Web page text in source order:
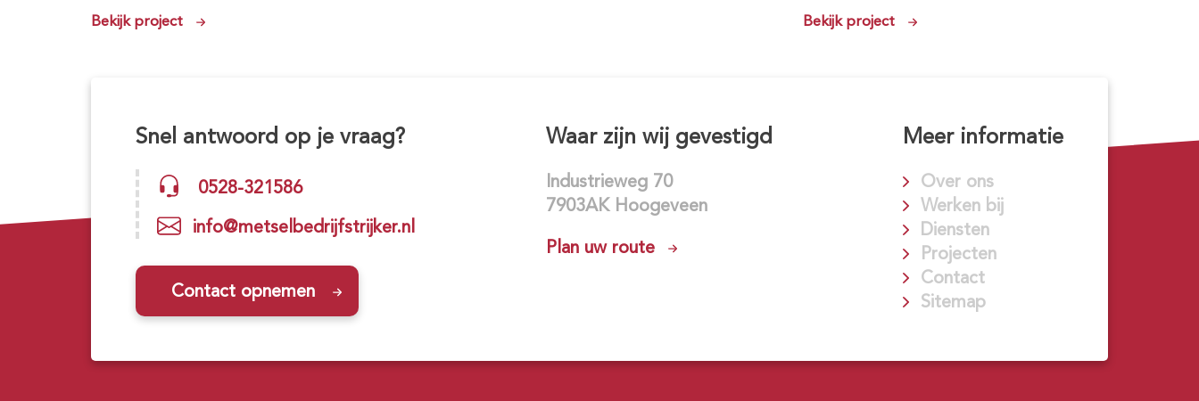
Bekijk project Bekijk project
Snel antwoord op je vraag?
0528-321586
info@metselbedrijfstrijker.nl
Contact opnemen
Waar zijn wij gevestigd
Industrieweg 70
7903AK Hoogeveen
Plan uw route
Meer informatie
Over ons
Werken bij
Diensten
Projecten
Contact
Sitemap